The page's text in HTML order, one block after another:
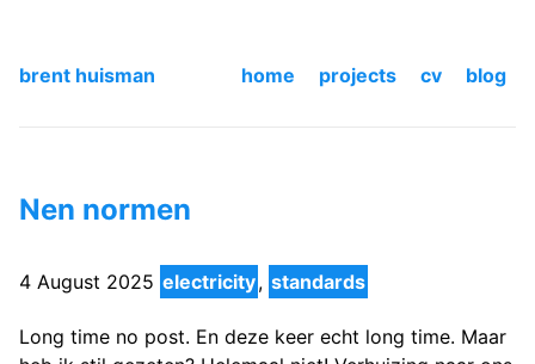
brent huisman home projects cv blog
Nen normen
4 August 2025 electricity, standards
Long time no post. En deze keer echt long time. Maar